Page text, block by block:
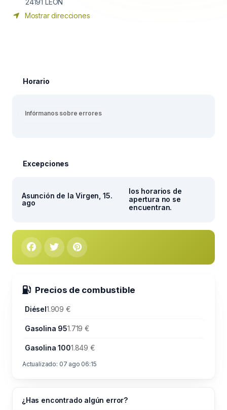
24191 LEON
Mostrar direcciones
Horario
Infórmanos sobre errores
Excepciones
Asunción de la Virgen, 15.
ago
los horarios de
apertura no se
encuentran.
Precios de combustible
Diésel1.909 €
Gasolina 951.719 €
Gasolina 1001.849 €
Actualizado: 07 ago 06:15
¿Has encontrado algún error?